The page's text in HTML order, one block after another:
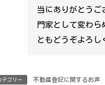
当にありがとうご
門家として変わ
ともどうぞよろし
テゴリー 不動産登記に関するお声